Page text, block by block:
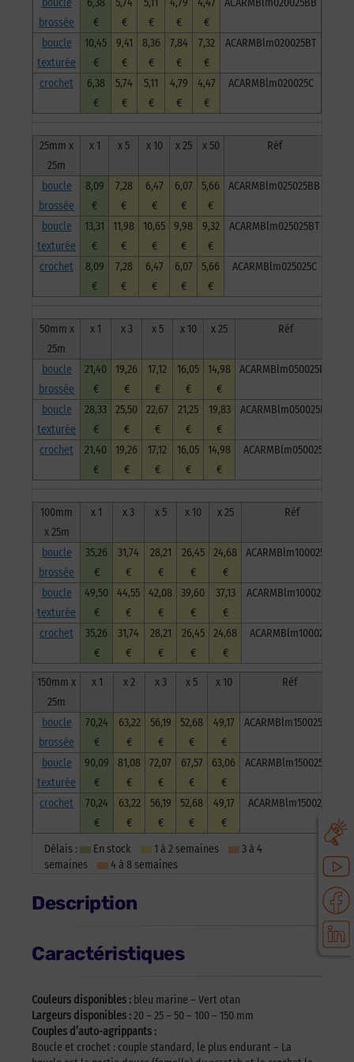
brossée
€
€
€
€
€
boucle
texturée
10,45
€
9,41
€
8,36
€
7,84
€
7,32
€
ACARMBlm020025BT
crochet
6,38
€
5,74
€
5,11
€
4,79
€
4,47
€
ACARMBlm020025C
25mm x
25m
x 1 x 5 x 10 x 25 x 50 Réf
boucle
brossée
8,09
€
7,28
€
6,47
€
6,07
€
5,66
€
ACARMBlm025025BB
boucle
texturée
13,31
€
11,98
€
10,65
€
9,98
€
9,32
€
ACARMBlm025025BT
crochet
8,09
€
7,28
€
6,47
€
6,07
€
5,66
€
ACARMBlm025025C
50mm x
25m
x 1 x 3 x 5 x 10 x 25 Réf
boucle
brossée
21,40
€
19,26
€
17,12
€
16,05
€
14,98
€
ACARMBlm050025BB
boucle
texturée
28,33
€
25,50
€
22,67
€
21,25
€
19,83
€
ACARMBlm050025BT
crochet
21,40
€
19,26
€
17,12
€
16,05
€
14,98
€
ACARMBlm050025C
100mm
x 25m
x 1 x 3 x 5 x 10 x 25 Réf
boucle
brossée
35,26
€
31,74
€
28,21
€
26,45
€
24,68
€
ACARMBlm100025BB
boucle
texturée
49,50
€
44,55
€
42,08
€
39,60
€
37,13
€
ACARMBlm100025BT
crochet
35,26
€
31,74
€
28,21
€
26,45
€
24,68
€
ACARMBlm100025C
150mm x
25m
x 1 x 2 x 3 x 5 x 10 Réf
boucle
brossée
70,24
€
63,22
€
56,19
€
52,68
€
49,17
€
ACARMBlm150025BB
boucle
texturée
90,09
€
81,08
€
72,07
€
67,57
€
63,06
€
ACARMBlm150025BT
crochet
70,24
€
63,22
€
56,19
€
52,68
€
49,17
€
ACARMBlm150025C
Délais : En stock 1 à 2 semaines
3 à 4
semaines
4 à 8 semaines
Description
Caractéristiques
Couleurs disponibles : bleu marine – Vert otan
Largeurs disponibles :20 – 25 – 50 – 100 – 150 mm
Couples d’auto-agrippants :
Boucle et crochet : couple standard, le plus endurant – La